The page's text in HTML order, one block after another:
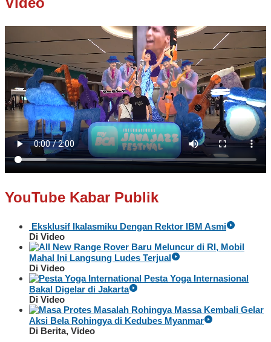
YouTube Kabar Publik
Eksklusif Ikalasmiku Dengan Rektor IBM Asmi
Di Video
Baru Meluncur di RI, Mobil
Mahal Ini Langsung Ludes Terjual
Di Video
Pesta Yoga Internasional
Bakal Digelar di Jakarta
Di Video
Massa Kembali Gelar
Aksi Bela Rohingya di Kedubes Myanmar
Di Berita, Video